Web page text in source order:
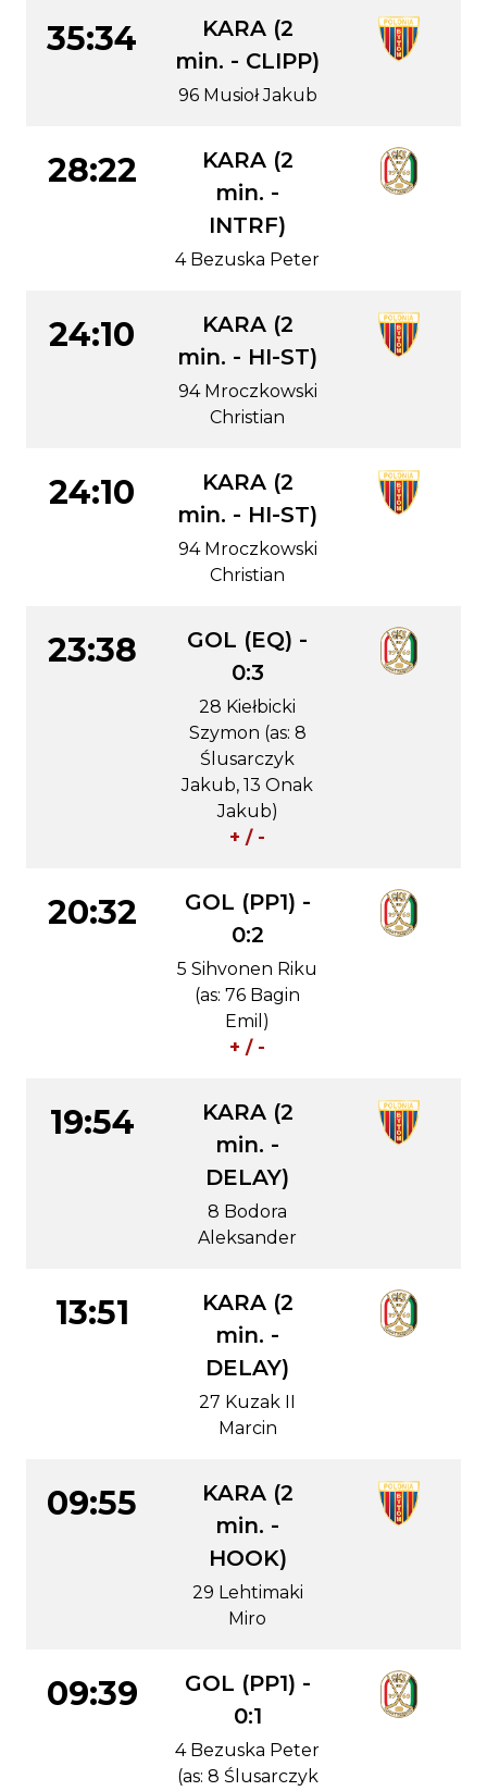
35:34
KARA (2
min. - CLIPP)
96 Musioł Jakub
28:22
KARA (2
min. -
INTRF)
4 Bezuska Peter
24:10
KARA (2
min. - HI-ST)
94 Mroczkowski
Christian
24:10
KARA (2
min. - HI-ST)
94 Mroczkowski
Christian
23:38
GOL (EQ) -
0:3
28 Kiełbicki
Szymon (as: 8
Ślusarczyk
Jakub, 13 Onak
Jakub)
+ / -
20:32
GOL (PP1) -
0:2
5 Sihvonen Riku
(as: 76 Bagin
Emil)
+ / -
19:54
KARA (2
min. -
DELAY)
8 Bodora
Aleksander
13:51
KARA (2
min. -
DELAY)
27 Kuzak II
Marcin
09:55
KARA (2
min. -
HOOK)
29 Lehtimaki
Miro
09:39
GOL (PP1) -
0:1
4 Bezuska Peter
(as: 8 Ślusarczyk